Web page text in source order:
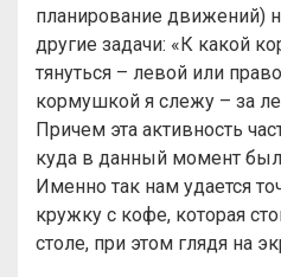
планирование движений)
другие задачи: «К какой
тянуться – левой или
кормушкой я слежу – за
Причем эта активность
куда в данный момент был
Именно так нам удается
кружку с кофе, которая
столе, при этом глядя на